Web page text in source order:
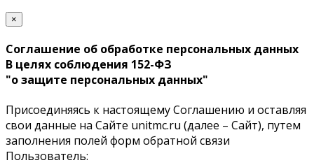
×
Соглашение об обработке персональных данных
В целях соблюдения 152-ФЗ
"о защите персональных данных"
Присоединяясь к настоящему Соглашению и оставляя
свои данные на Сайте unitmc.ru (далее – Сайт), путем
заполнения полей форм обратной связи
Пользователь: